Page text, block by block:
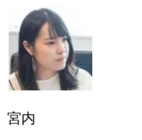
宮内